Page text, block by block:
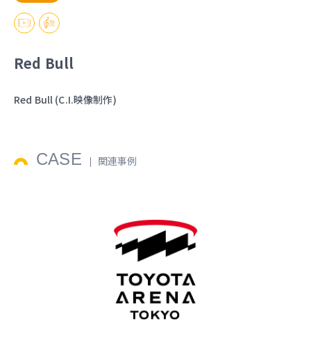
Red Bull
Red Bull (C.I.映像制作)
CASE 関連事例